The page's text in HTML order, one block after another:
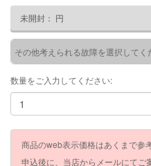
未開封： 円
その他考えられる故障を選択してく
数量をご入力してください:
商品のweb表示価格はあくまで参
申込後に、当店からメールにてご